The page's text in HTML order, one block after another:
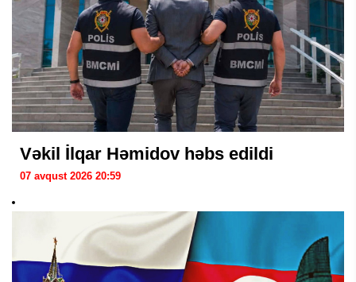
Vəkil İlqar Həmidov həbs edildi
07 avqust 2026 20:59